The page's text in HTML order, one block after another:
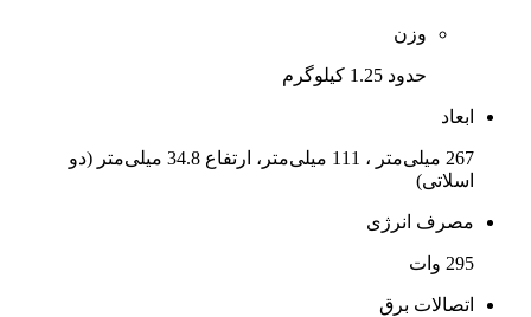
وزن
حدود 1.25 کیلوگرم
ابعاد
267 میلی‌متر ، 111 میلی‌متر، ارتفاع 34.8 میلی‌متر (دو
اسلاتی)
مصرف انرژی
295 وات
اتصالات برق